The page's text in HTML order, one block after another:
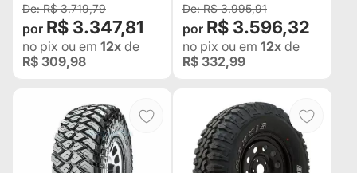
R$ 3.719,79
R$ 3.347,81
no pix ou em 12x de
R$ 309,98
R$ 3.995,91
R$ 3.596,32
no pix ou em 12x de
R$ 332,99